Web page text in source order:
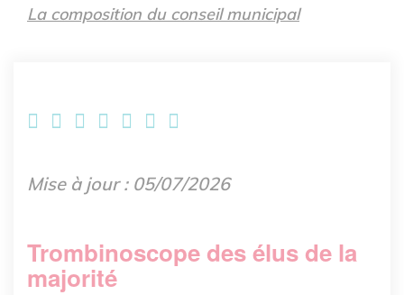
La composition du conseil municipal
Mise à jour : 05/07/2026
Trombinoscope des élus de la
majorité